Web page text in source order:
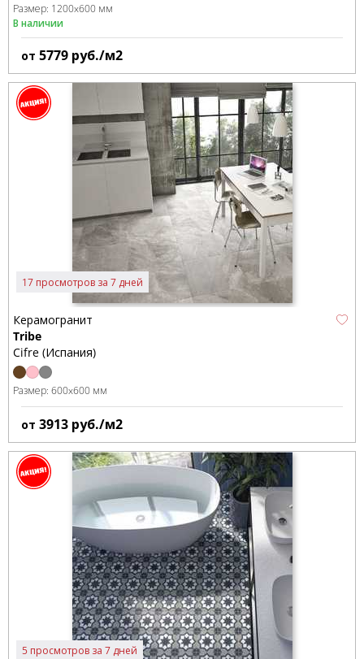
Размер: 1200x600 мм
В наличии
от 5779 руб./м2
17 просмотров за 7 дней
Керамогранит
Tribe
Cifre (Испания)
Размер: 600x600 мм
от 3913 руб./м2
5 просмотров за 7 дней